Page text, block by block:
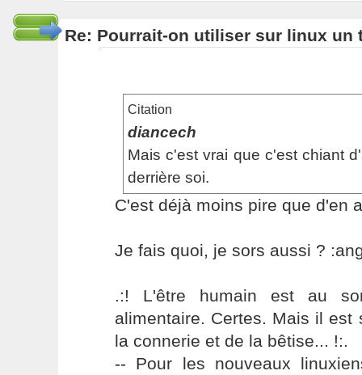
Re: Pourrait-on utiliser sur linux un
Citation
diancech
Mais c'est vrai que c'est chiant
derrière soi.
C'est déjà moins pire que d'en
Je fais quoi, je sors aussi ?
.:! L'être humain est au
alimentaire. Certes. Mais il est
la connerie et de la bêtise... !:.
-- Pour les nouveaux